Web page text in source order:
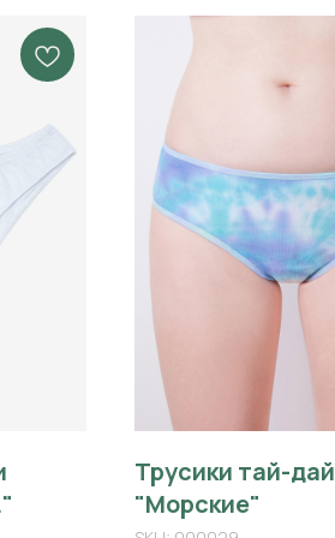
Трусики тай-дай
"Морские"